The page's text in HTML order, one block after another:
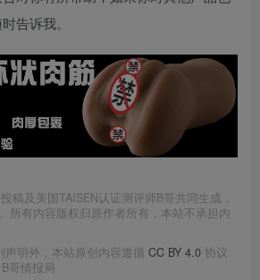
告诉我。
稿及美国TAISEN认证测评师B哥共同生成，
所有内容版权归原作者所有，本站不承担内
声明外，本站原创内容遵循 CC BY 4.0 协议
B哥情报局